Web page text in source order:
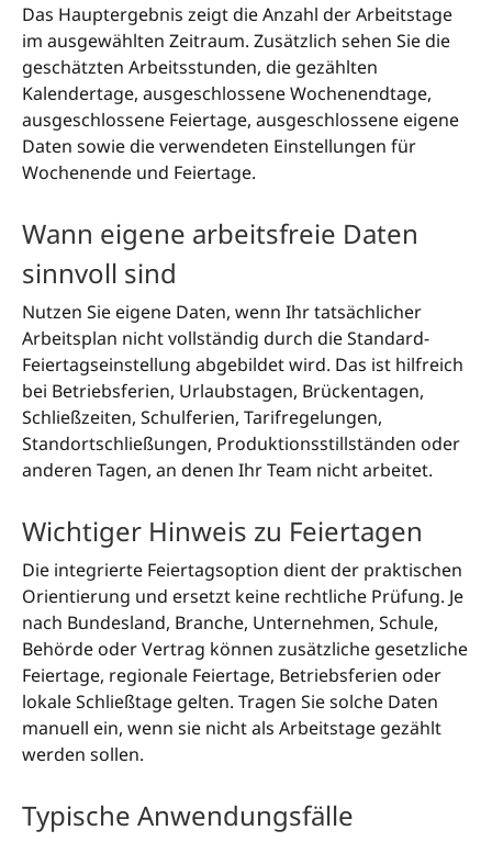
Das Hauptergebnis zeigt die Anzahl der Arbeitstage
im ausgewählten Zeitraum. Zusätzlich sehen Sie die
geschätzten Arbeitsstunden, die gezählten
Kalendertage, ausgeschlossene Wochenendtage,
ausgeschlossene Feiertage, ausgeschlossene eigene
Daten sowie die verwendeten Einstellungen für
Wochenende und Feiertage.
Wann eigene arbeitsfreie Daten
sinnvoll sind
Nutzen Sie eigene Daten, wenn Ihr tatsächlicher
Arbeitsplan nicht vollständig durch die Standard-
Feiertagseinstellung abgebildet wird. Das ist hilfreich
bei Betriebsferien, Urlaubstagen, Brückentagen,
Schließzeiten, Schulferien, Tarifregelungen,
Standortschließungen, Produktionsstillständen oder
anderen Tagen, an denen Ihr Team nicht arbeitet.
Wichtiger Hinweis zu Feiertagen
Die integrierte Feiertagsoption dient der praktischen
Orientierung und ersetzt keine rechtliche Prüfung. Je
nach Bundesland, Branche, Unternehmen, Schule,
Behörde oder Vertrag können zusätzliche gesetzliche
Feiertage, regionale Feiertage, Betriebsferien oder
lokale Schließtage gelten. Tragen Sie solche Daten
manuell ein, wenn sie nicht als Arbeitstage gezählt
werden sollen.
Typische Anwendungsfälle